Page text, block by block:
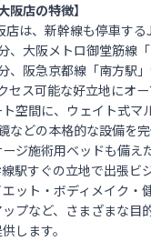
阪店の特徴】
店は、新幹線も停車す
、大阪メトロ御堂筋線
、阪急京都線「南方駅
セス可能な好立地にオ
空間に、ウェイト式マ
などの本格的な設備を
ジ施術用ベッドも備え
駅すぐの立地で出張ビ
ット・ボディメイク・
プなど、さまざまな目
します。